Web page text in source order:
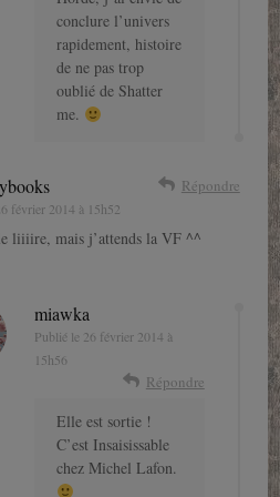
conclure l’univers
rapidement, histoire
de ne pas trop
oublié de Shatter
me.
février 2014 à 15h52
Répondre
liiiire, mais j’attends la VF ^^
miawka
Publié le 26 février 2014 à
15h56
Répondre
Elle est sortie !
C’est Insaisissable
chez Michel Lafon.